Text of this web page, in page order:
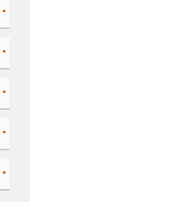
▪
▪
▪
▪
▪